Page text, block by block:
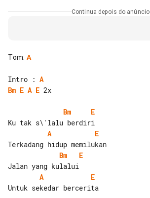
Continua depois do anúncio
Tom: A
Intro : A
Bm E A E 2x
Bm
E
A
E
Bm
E
A
E
Untuk sekedar bercerita